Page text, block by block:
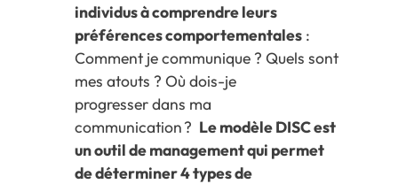
individus à comprendre leurs
préférences comportementales :
Comment je communique ? Quels sont
mes atouts ? Où dois-je
progresser dans ma
communication ? Le modèle DISC est
un outil de management qui permet
de déterminer 4 types de